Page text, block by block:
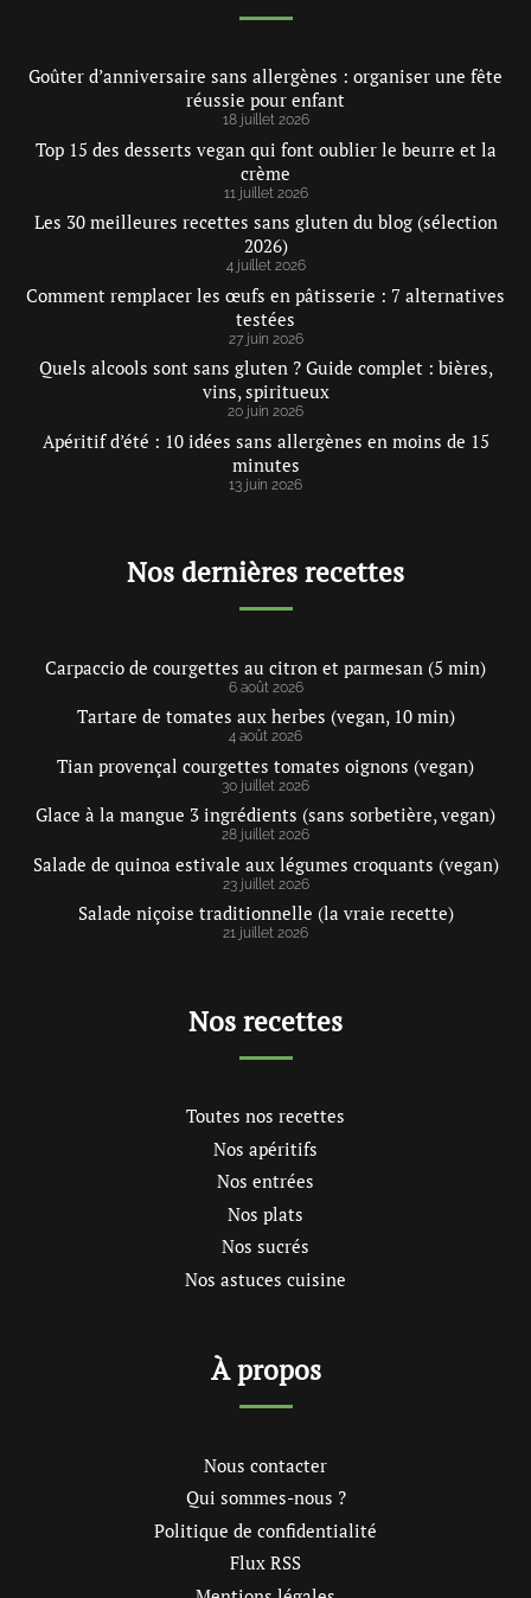
Goûter d’anniversaire sans allergènes : organiser une fête
réussie pour enfant
18 juillet 2026
Top 15 des desserts vegan qui font oublier le beurre et la
crème
11 juillet 2026
Les 30 meilleures recettes sans gluten du blog (sélection
2026)
4 juillet 2026
Comment remplacer les œufs en pâtisserie : 7 alternatives
testées
27 juin 2026
Quels alcools sont sans gluten ? Guide complet : bières,
vins, spiritueux
20 juin 2026
Apéritif d’été : 10 idées sans allergènes en moins de 15
minutes
13 juin 2026
Nos dernières recettes
Carpaccio de courgettes au citron et parmesan (5 min)
6 août 2026
Tartare de tomates aux herbes (vegan, 10 min)
4 août 2026
Tian provençal courgettes tomates oignons (vegan)
30 juillet 2026
Glace à la mangue 3 ingrédients (sans sorbetière, vegan)
28 juillet 2026
Salade de quinoa estivale aux légumes croquants (vegan)
23 juillet 2026
Salade niçoise traditionnelle (la vraie recette)
21 juillet 2026
Nos recettes
Toutes nos recettes
Nos apéritifs
Nos entrées
Nos plats
Nos sucrés
Nos astuces cuisine
À propos
Nous contacter
Qui sommes-nous ?
Politique de confidentialité
Flux RSS